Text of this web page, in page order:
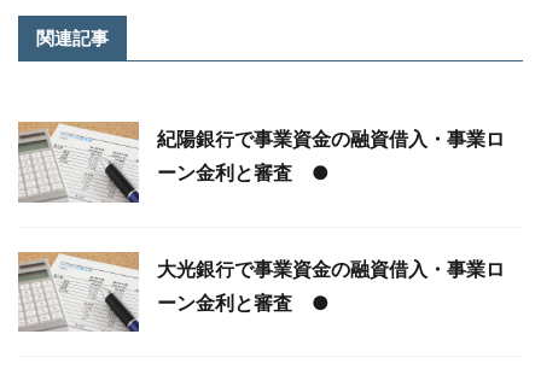
関連記事
紀陽銀行で事業資金の融資借入・事業ロ
ーン金利と審査 ●
大光銀行で事業資金の融資借入・事業ロ
ーン金利と審査 ●